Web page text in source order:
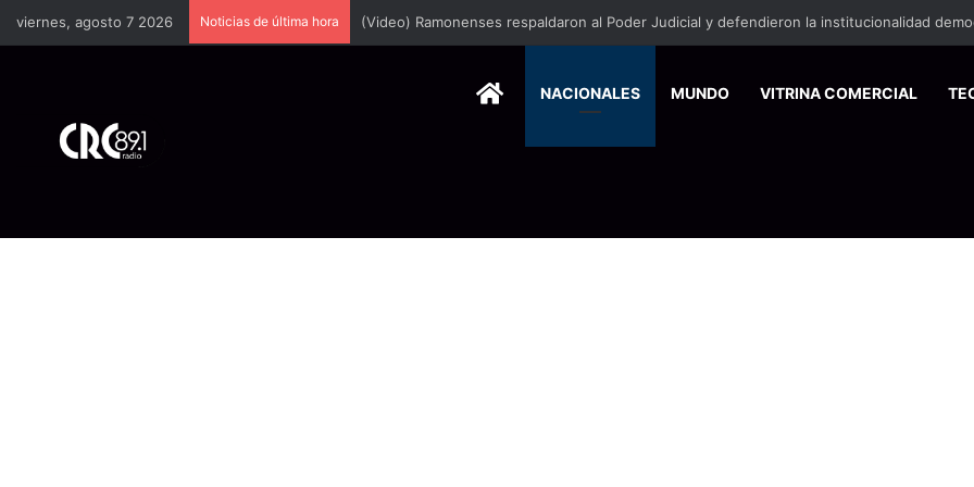
viernes, agosto 7 2026 Noticias de última hora
HOMENACIONALES MUNDO VITRINA COMERCIAL